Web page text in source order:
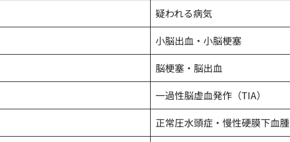
疑われる病気
小脳出血・小脳梗塞
脳梗塞・脳出血
一過性脳虚血発作（TIA）
正常圧水頭症・慢性硬膜下血腫